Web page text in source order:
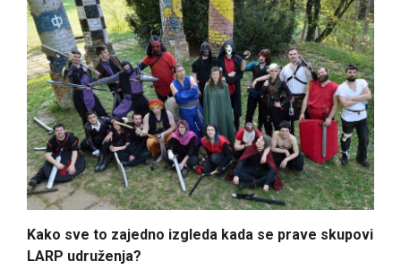
Kako sve to zajedno izgleda kada se prave skupovi
LARP udruženja?